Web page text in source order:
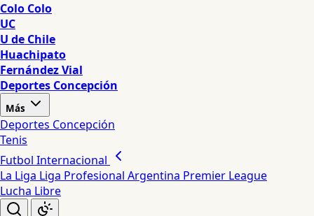
Colo Colo
UC
U de Chile
Huachipato
Fernández Vial
Deportes Concepción
Más
Deportes Concepción
Tenis
Futbol Internacional
La Liga Liga Profesional Argentina Premier League
Lucha Libre